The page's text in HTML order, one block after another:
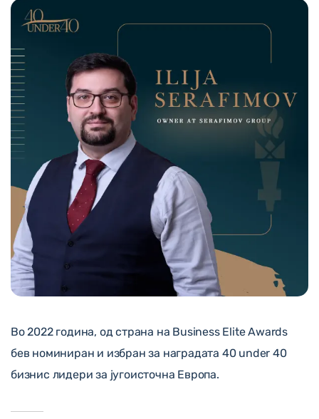
Во 2022 година, од страна на Business Elite Awards
бев номиниран и избран за наградата 40 under 40
бизнис лидери за југоисточна Европа.